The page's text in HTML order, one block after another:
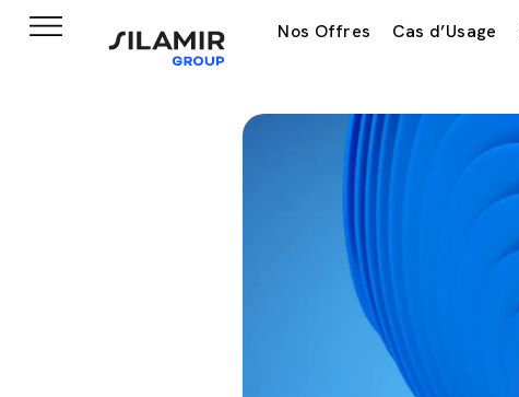
Nos Offres Cas d’Usage
Accueil News & insights News